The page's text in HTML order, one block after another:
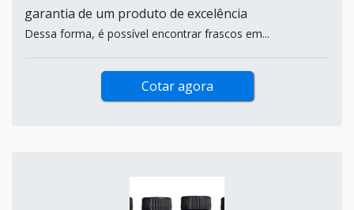
garantia de um produto de excelência
Dessa forma, é possível encontrar frascos em...
Cotar agora